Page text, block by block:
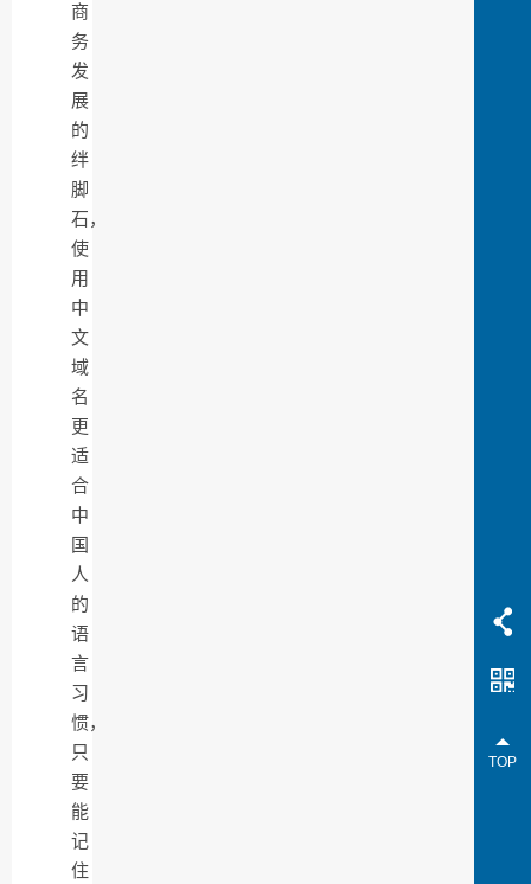
商
务
发
展
的
绊
脚
石，
使
用
中
文
域
名
更
适
合
中
国
人
的
语
言
习
惯，
只
要
能
记
住
TOP